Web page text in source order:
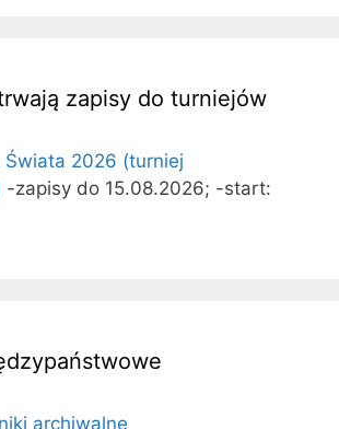
zapisy do turniejów
2026 (turniej
-zapisy do 15.08.2026; -start:
archiwalne